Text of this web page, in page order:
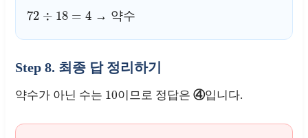
72 18= → 약수
Step 8. 최종 답 정리하기
약수가 아닌 수는 10이므로 정답은 ④입니다.